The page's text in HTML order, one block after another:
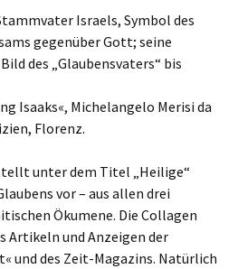
Israels, Symbol des
gegenüber Gott; seine
des „Glaubensvaters“ bis
Isaaks«, Michelangelo Merisi da
Florenz.
unter dem Titel „Heilige“
vor – aus allen drei
Ökumene. Die Collagen
Artikeln und Anzeigen der
und des Zeit-Magazins. Natürlich